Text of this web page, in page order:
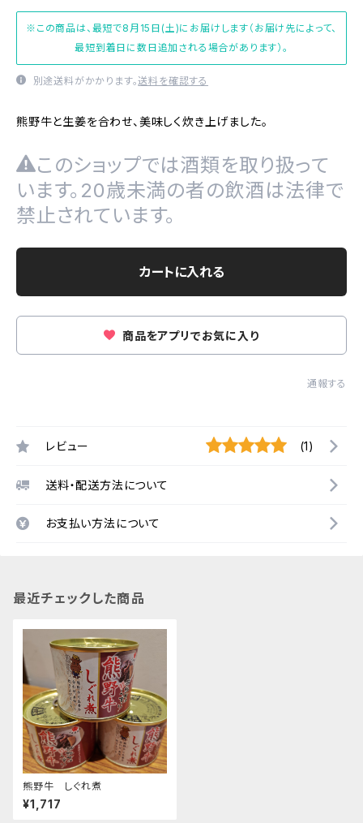
※この商品は、最短で8月15日(土)にお届けします（お届け先によって、
最短到着日に数日追加される場合があります）。
別途送料がかかります。送料を確認する
熊野牛と生姜を合わせ、美味しく炊き上げました。
このショップでは酒類を取り扱って
います。20歳未満の者の飲酒は法律で
禁止されています。
カートに入れる
商品をアプリでお気に入り
通報する
レビュー (1)
送料・配送方法について
お支払い方法について
最近チェックした商品
熊野牛 しぐれ煮
¥1,717